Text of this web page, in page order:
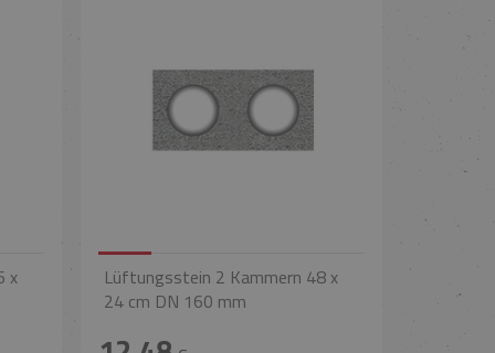
x
Lüftungsstein 2 Kammern 48 x
24 cm DN 160 mm